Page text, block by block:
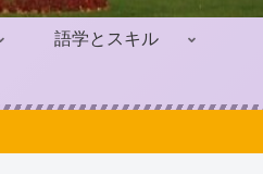
語学とスキル